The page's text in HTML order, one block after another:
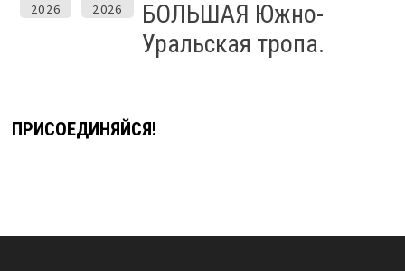
2026 2026
БОЛЬШАЯ Южно-
Уральская тропа.
ПРИСОЕДИНЯЙСЯ!